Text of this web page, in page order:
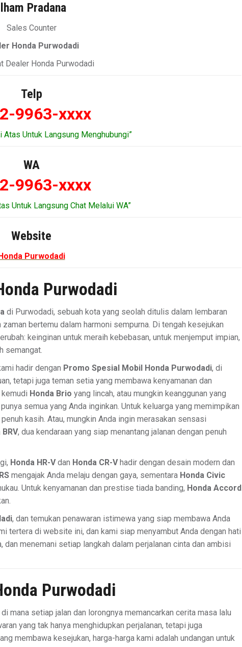
Pradana
Sales Counter
Honda Purwodadi
Dealer Honda Purwodadi
Telp
9963-xxxx
Atas Untuk Langsung Menghubungi”
WA
9963-xxxx
Untuk Langsung Chat Melalui WA”
Website
Purwodadi
Purwodadi
di Purwodadi, sebuah kota yang seolah ditulis dalam lembaran
bertemu dalam harmoni sempurna. Di tengah kesejukan
keinginan untuk meraih kebebasan, untuk menjemput impian,
semangat.
hadir dengan Promo Spesial Mobil Honda Purwodadi, di
tetapi juga teman setia yang membawa kenyamanan dan
Honda Brio yang lincah, atau mungkin keanggunan yang
semua yang Anda inginkan. Untuk keluarga yang memimpikan
kasih. Atau, mungkin Anda ingin merasakan sensasi
, dua kendaraan yang siap menantang jalanan dengan penuh
Honda HR-Vdan Honda CR-Vhadir dengan desain modern dan
mengajak Anda melaju dengan gaya, sementara Honda Civic
Untuk kenyamanan dan prestise tiada banding, Honda Accord
, dan temukan penawaran istimewa yang siap membawa Anda
tertera di website ini, dan kami siap menyambut Anda dengan hati
menemani setiap langkah dalam perjalanan cinta dan ambisi
Purwodadi
mana setiap jalan dan lorongnya memancarkan cerita masa lalu
yang tak hanya menghidupkan perjalanan, tetapi juga
membawa kesejukan, harga-harga kami adalah undangan untuk